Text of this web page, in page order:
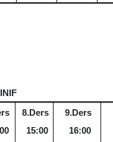
8.Ders
9.Ders
15:00
16:00